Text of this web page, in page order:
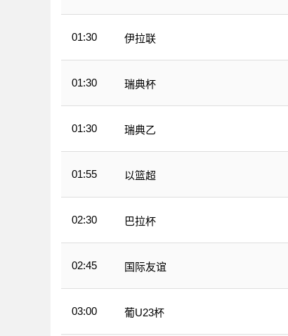
01:30 伊拉联
01:30 瑞典杯
01:30 瑞典乙
01:55 以篮超
02:30 巴拉杯
02:45 国际友谊
03:00 葡U23杯